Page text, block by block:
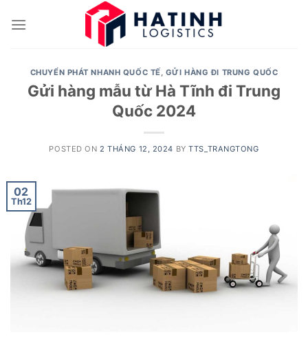
CHUYỂN PHÁT NHANH QUỐC TẾ, GỬI HÀNG ĐI TRUNG QUỐC
Gửi hàng mẫu từ Hà Tĩnh đi Trung
Quốc 2024
POSTED ON 2 THÁNG 12, 2024 BYTTS_TRANGTONG
02
Th12